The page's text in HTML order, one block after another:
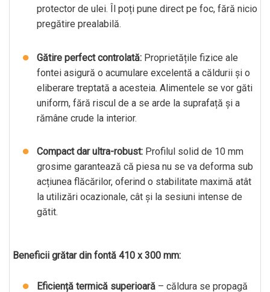
protector de ulei. Îl poți pune direct pe foc, fără nicio
pregătire prealabilă.
Gătire perfect controlată: Proprietățile fizice ale
fontei asigură o acumulare excelentă a căldurii și o
eliberare treptată a acesteia. Alimentele se vor găti
uniform, fără riscul de a se arde la suprafață și a
rămâne crude la interior.
Compact dar ultra-robust: Profilul solid de 10 mm
grosime garantează că piesa nu se va deforma sub
acțiunea flăcărilor, oferind o stabilitate maximă atât
la utilizări ocazionale, cât și la sesiuni intense de
gătit.
Beneficii grătar din fontă 410 x 300 mm:
Eficiență termică superioară – căldura se propagă